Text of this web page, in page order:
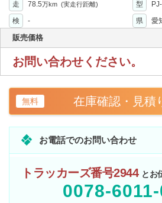
走 78.5万km (実走行距離) 型
検
- 県 愛
販売価格
お問い合わせください。
無料 在庫確認・見積
お電話でのお問い合わせ
トラッカーズ番号2944 とお
0078-